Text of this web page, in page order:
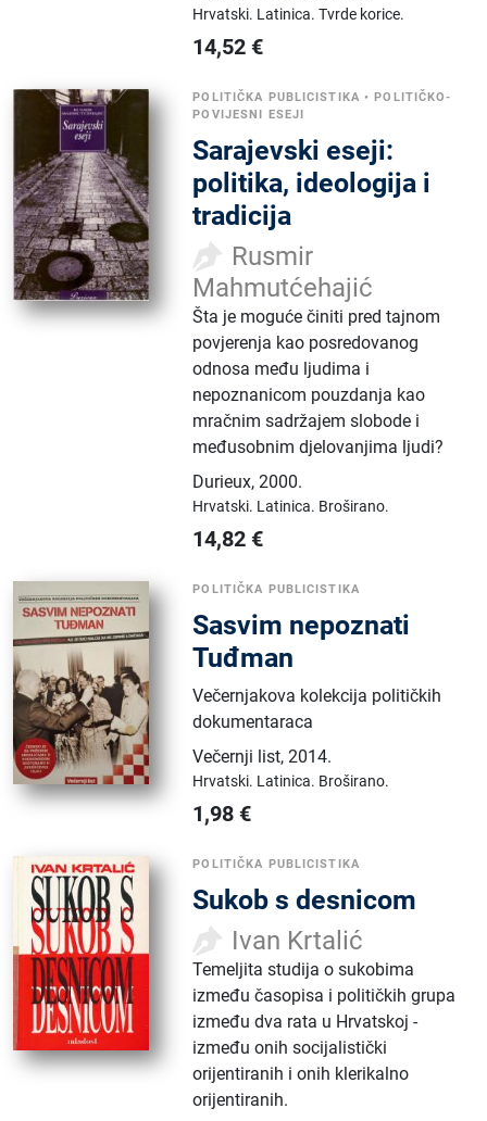
Hrvatski. Latinica.Tvrde korice.
14,52 €
POLITIČKA PUBLICISTIKA •POLITIČKO-
POVIJESNI ESEJI
Sarajevski eseji:
politika, ideologija i
tradicija
Rusmir
Mahmutćehajić
Šta je moguće činiti pred tajnom
povjerenja kao posredovanog
odnosa među ljudima i
nepoznanicom pouzdanja kao
mračnim sadržajem slobode i
međusobnim djelovanjima ljudi?
Durieux,2000.
Hrvatski. Latinica. Broširano.
14,82 €
POLITIČKA PUBLICISTIKA
Sasvim nepoznati
Tuđman
Večernjakova kolekcija političkih
dokumentaraca
Večernji list,2014.
Hrvatski. Latinica. Broširano.
1,98 €
POLITIČKA PUBLICISTIKA
Sukob s desnicom
Ivan Krtalić
Temeljita studija o sukobima
između časopisa i političkih grupa
između dva rata u Hrvatskoj -
između onih socijalistički
orijentiranih i onih klerikalno
orijentiranih.